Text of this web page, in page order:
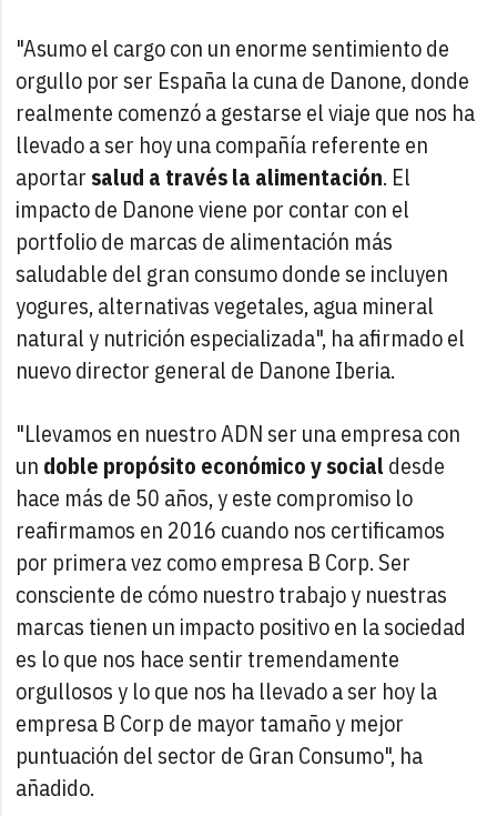
"Asumo el cargo con un enorme sentimiento de
orgullo por ser España la cuna de Danone, donde
realmente comenzó a gestarse el viaje que nos ha
llevado a ser hoy una compañía referente en
aportar salud a través la alimentación. El
impacto de Danone viene por contar con el
portfolio de marcas de alimentación más
saludable del gran consumo donde se incluyen
yogures, alternativas vegetales, agua mineral
natural y nutrición especializada", ha afirmado el
nuevo director general de Danone Iberia.
"Llevamos en nuestro ADN ser una empresa con
un doble propósito económico y socialdesde
hace más de 50 años, y este compromiso lo
reafirmamos en 2016 cuando nos certificamos
por primera vez como empresa B Corp. Ser
consciente de cómo nuestro trabajo y nuestras
marcas tienen un impacto positivo en la sociedad
es lo que nos hace sentir tremendamente
orgullosos y lo que nos ha llevado a ser hoy la
empresa B Corp de mayor tamaño y mejor
puntuación del sector de Gran Consumo", ha
añadido.